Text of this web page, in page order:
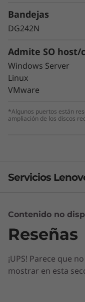
valiosos datos
disrupciones
El cifrado
modelos de
Bandejas
DG242N
Admite SO host/
Windows Server
Linux
VMware
*Algunos puertos están
ampliación de los discos
Servicios
Servicios de
Diseñe la mejor
correcta para
empresariales.
Contenido no
Reseñas
¡UPS! Parece que
mostrar en esta